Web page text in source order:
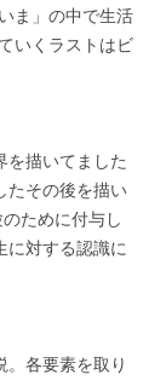
ま」の中で生活
いくラストはビ
を描いてました
たその後を描い
ために付与し
に対する認識に
各要素を取り